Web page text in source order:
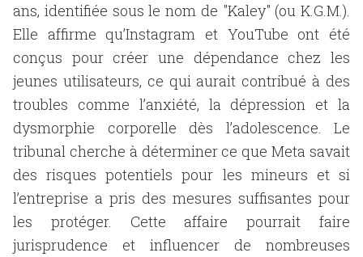
ans, identifiée sous le nom de "Kaley" (ou K.G.M.).
Elle affirme qu’Instagram et YouTube ont été
conçus pour créer une dépendance chez les
jeunes utilisateurs, ce qui aurait contribué à des
troubles comme l’anxiété, la dépression et la
dysmorphie corporelle dès l’adolescence. Le
tribunal cherche à déterminer ce que Meta savait
des risques potentiels pour les mineurs et si
l’entreprise a pris des mesures suffisantes pour
les protéger. Cette affaire pourrait faire
jurisprudence et influencer de nombreuses